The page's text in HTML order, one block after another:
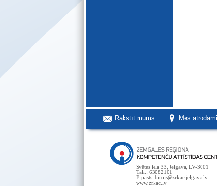
Rakstīt mums Mēs
Svētes iela 33, Jelgava, LV-3001
Tālr.: 63082101
E-pasts: birojs@zrkac.jelgava.lv
www.zrkac.lv